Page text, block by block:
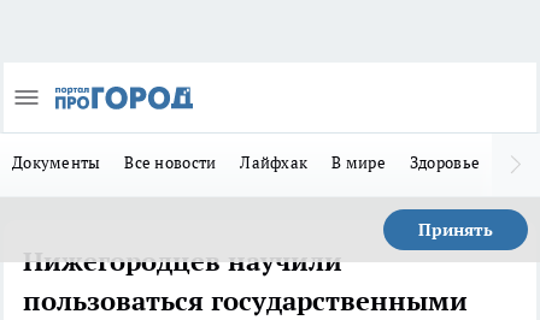
Документы Все новости Лайфхак В мире Здоровье
Принять
Нижегородцев научили
пользоваться государственными